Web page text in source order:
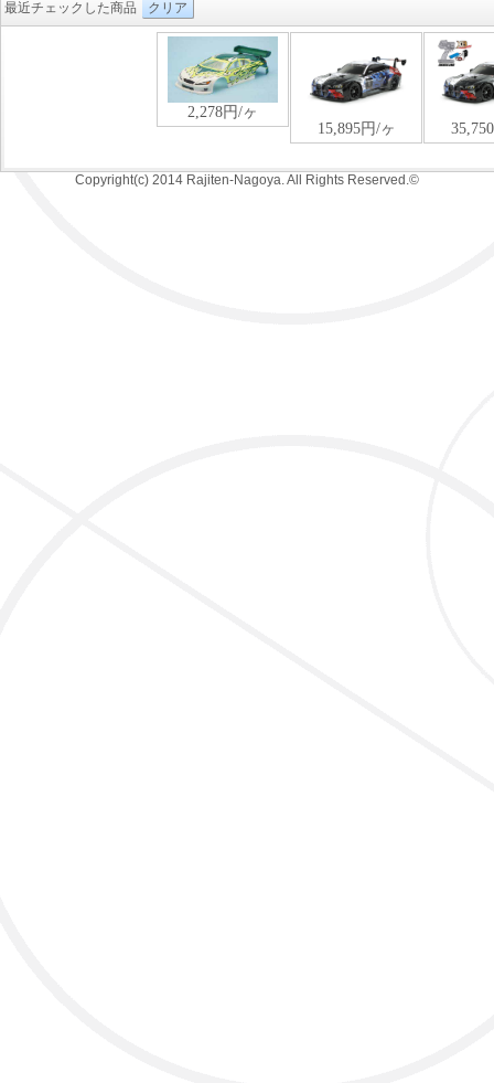
最近チェックした商品 クリア
Copyright(c) 2014 Rajiten-Nagoya. All Rights Reserved.©